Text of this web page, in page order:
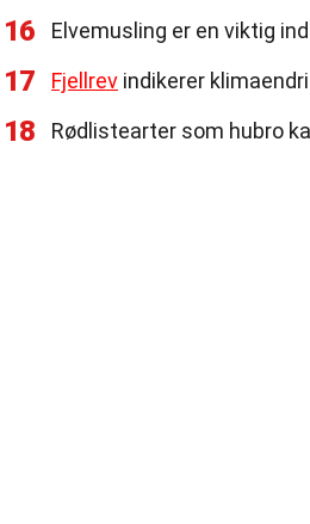
16 Elvemusling er en viktig
17 Fjellrev indikerer
18 Rødlistearter som hubro